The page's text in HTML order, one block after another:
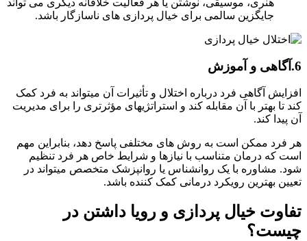
جایگزین سالمی برای خیال پردازی های ناسازگار باشد.
آگاهی فرد درباره اختلال و تأثیرات آن میتواند به فرد کمک
بهتر با آن مقابله کند و استراتژیهای مؤثرتری را برای مدیریت
کند.
ممکن است به روش های مختلفی پاسخ دهد، بنابراین مهم
که درمان متناسب با نیازها و شرایط خاص هر فرد تنظیم
مشاوره با یک روانشناس یا روانپزشک متخصص میتواند در
بهترین رویکرد درمانی کمک کننده باشد.
خیال پردازی و رویا داشتن در